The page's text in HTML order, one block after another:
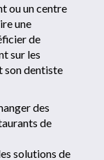
ou un centre
une
de
sur les
son dentiste
des
de
solutions de